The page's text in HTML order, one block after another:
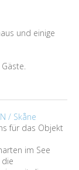
und einige
/ Skåne
für das Objekt
im See